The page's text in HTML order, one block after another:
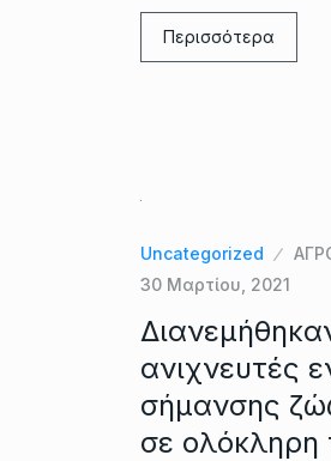
Περισσότερα
Uncategorized
30 Μαρτίου, 2021
ανιχνευτές
σήμανσης
σε ολόκληρη